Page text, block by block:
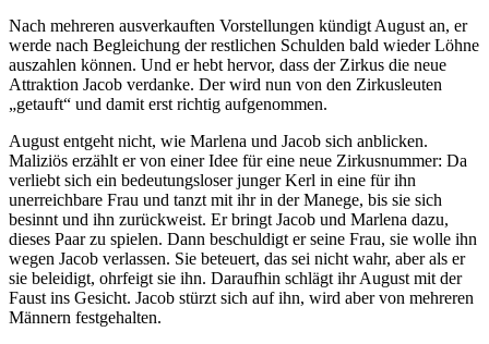
Nach mehreren ausverkauften Vorstellungen kündigt August an, er
werde nach Begleichung der restlichen Schulden bald wieder Löhne
auszahlen können. Und er hebt hervor, dass der Zirkus die neue
Attraktion Jacob verdanke. Der wird nun von den Zirkusleuten
„getauft“ und damit erst richtig aufgenommen.
August entgeht nicht, wie Marlena und Jacob sich anblicken.
Maliziös erzählt er von einer Idee für eine neue Zirkusnummer: Da
verliebt sich ein bedeutungsloser junger Kerl in eine für ihn
unerreichbare Frau und tanzt mit ihr in der Manege, bis sie sich
besinnt und ihn zurückweist. Er bringt Jacob und Marlena dazu,
dieses Paar zu spielen. Dann beschuldigt er seine Frau, sie wolle ihn
wegen Jacob verlassen. Sie beteuert, das sei nicht wahr, aber als er
sie beleidigt, ohrfeigt sie ihn. Daraufhin schlägt ihr August mit der
Faust ins Gesicht. Jacob stürzt sich auf ihn, wird aber von mehreren
Männern festgehalten.